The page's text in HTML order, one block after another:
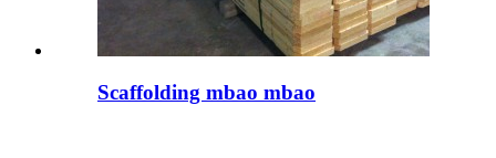
Scaffolding mbao mbao